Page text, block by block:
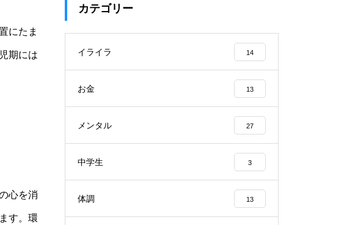
にたま
期には
心を消
す。環
カテゴリー
イライラ 14
お金 13
メンタル 27
中学生 3
体調 13